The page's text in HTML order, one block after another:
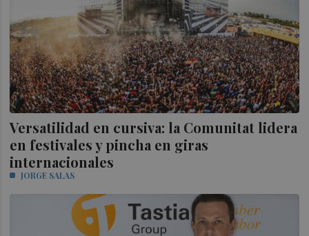
Versatilidad en cursiva: la Comunitat lidera
en festivales y pincha en giras
internacionales
JORGE SALAS